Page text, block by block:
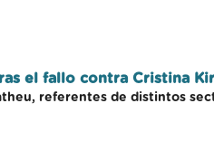
el fallo contra Cristina
referentes de distintos